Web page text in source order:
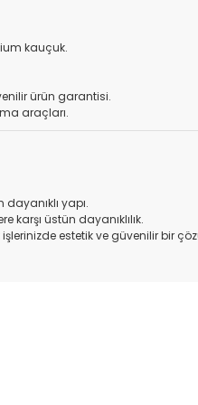
kauçuk.
ürün garantisi.
araçları.
dayanıklı yapı.
karşı üstün dayanıklılık.
işlerinizde estetik ve güvenilir bir